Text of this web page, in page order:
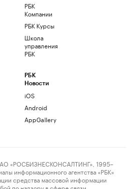
РБК
Компании
РБК Курсы
Школа
управления
РБК
РБК
Новости
iOS
Android
AppGallery
«РОСБИЗНЕСКОНСАЛТИНГ», 1995–
информационного агентства «РБК»
средства массовой информации